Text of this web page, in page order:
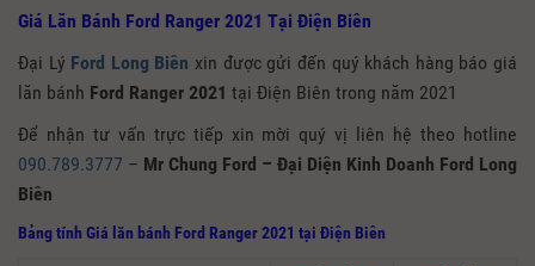
Giá Lăn Bánh Ford Ranger 2021 Tại Điện Biên
Đại Lý Ford Long Biên xin được gửi đến quý khách hàng báo giá
lăn bánh Ford Ranger 2021 tại Điện Biên trong năm 2021
Để nhận tư vấn trực tiếp xin mời quý vị liên hệ theo hotline
090.789.3777 – Mr Chung Ford – Đại Diện Kinh Doanh Ford Long
Biên
Bảng tính Giá lăn bánh Ford Ranger 2021 tại Điện Biên